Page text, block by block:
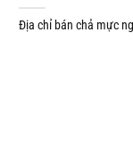
Địa chỉ bán chả mực